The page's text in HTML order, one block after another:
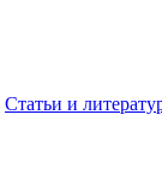
Статьи и